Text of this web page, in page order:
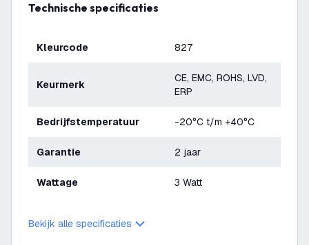
Technische specificaties
Kleurcode 827
Keurmerk
CE, EMC, ROHS, LVD,
ERP
Bedrijfstemperatuur -20°C t/m +40°C
Garantie 2 jaar
Wattage 3 Watt
Bekijk alle specificaties